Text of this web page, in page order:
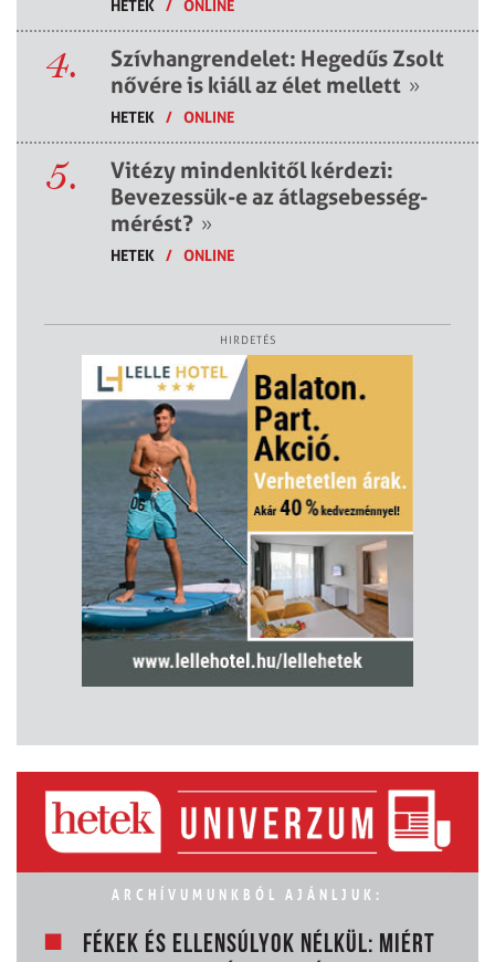
HETEK / ONLINE
4.
Szívhangrendelet: Hegedűs Zsolt
nővére is kiáll az élet mellett »
HETEK / ONLINE
5.
Vitézy mindenkitől kérdezi:
Bevezessük-e az átlagsebesség-
mérést? »
HETEK / ONLINE
HIRDETÉS
ARCHÍVUMUNKBÓL AJÁNLJUK:
FÉKEK ÉS ELLENSÚLYOK NÉLKÜL: MIÉRT